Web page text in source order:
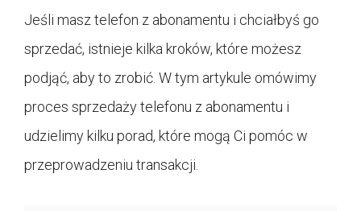
Jeśli masz telefon z abonamentu i chciałbyś go
sprzedać, istnieje kilka kroków, które możesz
podjąć, aby to zrobić. W tym artykule omówimy
proces sprzedaży telefonu z abonamentu i
udzielimy kilku porad, które mogą Ci pomóc w
przeprowadzeniu transakcji.